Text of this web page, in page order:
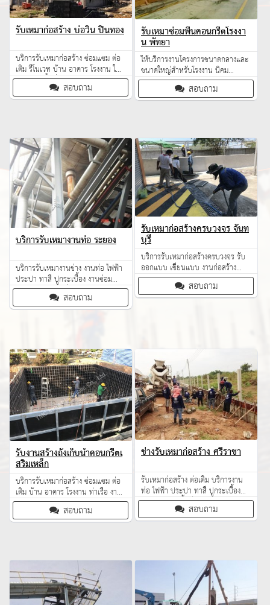
รับเหมาก่อสร้าง บ่อวิน ปิ่นทอง
บริการรับเหมาก่อสร้าง ซ่อมแซม ต่อ
เติม รีโนเวท บ้าน อาคาร โรงงาน ให้
บริการในพื้นที่ภาคตะวันออก
สอบถาม
รับเหมาซ่อมพื้นคอนกรีตโรงงา
น พัทยา
ให้บริการงานโครงการขนาดกลางและ
ขนาดใหญ่สำหรับโรงงาน นิคม
อุตสาหกรรม คลังสินค้า ท่าเรือ และ
หน่วยงานอุตสาหกรรม โดยทีมงานมี
ประสบการณ์ด้านงานโยธา
สอบถาม
บริการรับเหมางานท่อ ระยอง
บริการรับเหมางานช่าง งานท่อ ไฟฟ้า
ประปา ทาสี ปูกระเบื้อง งานซ่อม
พิเศษ ฐานรากเครื่องจักร FAB.
สอบถาม
รับเหมาก่อสร้างครบวงจร จันท
บุรี
บริการรับเหมาก่อสร้างครบวงจร รับ
ออกแบบ เขียนแบบ งานก่อสร้าง
บ้าน อาคาร โรงงาน โกดังต่างๆ
สอบถาม
รับงานสร้างถังเก็บน้ำคอนกรีตเ
สริมเหล็ก
บริการรับเหมาก่อสร้าง ซ่อมแซม ต่อ
เติม บ้าน อาคาร โรงงาน ท่าเรือ งาน
โครงสร้าง โรงจอดรถ ห้องครัว
สอบถาม
ช่างรับเหมาก่อสร้าง ศรีราชา
รับเหมาก่อสร้าง ต่อเติม บริการงาน
ท่อ ไฟฟ้า ประปา ทาสี ปูกระเบื้อง
บริการในเขตพื้นที่ภาคตะวันออก
สอบถาม